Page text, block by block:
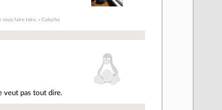
vous faire taire. » Coluche
veut pas tout dire.